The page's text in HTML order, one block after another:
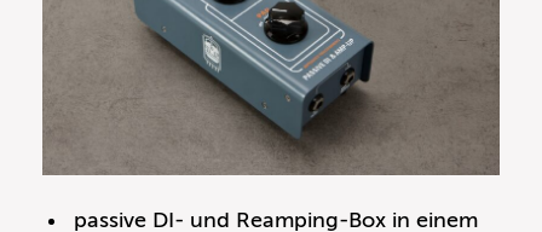
passive DI- und Reamping-Box in einem